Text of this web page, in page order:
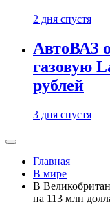
2 дня спустя
АвтоВАЗ
газовую
рублей
3 дня спустя
Главная
В мире
В
на 113 млн